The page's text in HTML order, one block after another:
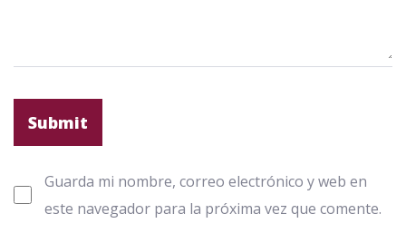
Guarda mi nombre, correo electrónico y web en
este navegador para la próxima vez que comente.